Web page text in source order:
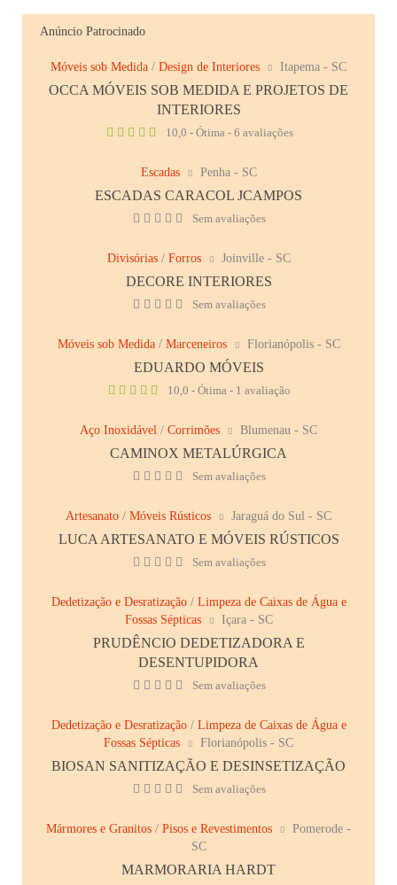
Anúncio Patrocinado
Móveis sob Medida / Design de Interiores Itapema - SC
OCCA MÓVEIS SOB MEDIDA E PROJETOS DE
INTERIORES
10,0 - Ótima - 6 avaliações
Escadas Penha - SC
ESCADAS CARACOL JCAMPOS
Sem avaliações
Divisórias/ Forros Joinville - SC
DECORE INTERIORES
Sem avaliações
Móveis sob Medida/ Marceneiros Florianópolis - SC
EDUARDO MÓVEIS
10,0 - Ótima - 1 avaliação
Aço Inoxidável / Corrimões Blumenau - SC
CAMINOX METALÚRGICA
Sem avaliações
Artesanato / Móveis Rústicos Jaraguá do Sul - SC
LUCA ARTESANATO E MÓVEIS RÚSTICOS
Sem avaliações
Dedetização e Desratização/ Limpeza de Caixas de Água e
Fossas Sépticas
Içara - SC
PRUDÊNCIO DEDETIZADORA E
DESENTUPIDORA
Sem avaliações
Dedetização e Desratização/ Limpeza de Caixas de Água e
Fossas Sépticas
Florianópolis - SC
BIOSAN SANITIZAÇÃO E DESINSETIZAÇÃO
Sem avaliações
Mármores e Granitos / Pisos e Revestimentos
Pomerode -
SC
MARMORARIA HARDT